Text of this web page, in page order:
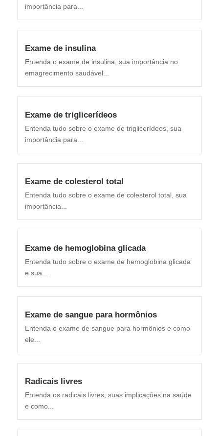
importância para...
Exame de insulina
Entenda o exame de insulina, sua importância no
emagrecimento saudável...
Exame de triglicerídeos
Entenda tudo sobre o exame de triglicerídeos, sua
importância para...
Exame de colesterol total
Entenda tudo sobre o exame de colesterol total, sua
importância...
Exame de hemoglobina glicada
Entenda tudo sobre o exame de hemoglobina glicada
e sua...
Exame de sangue para hormônios
Entenda o exame de sangue para hormônios e como
ele...
Radicais livres
Entenda os radicais livres, suas implicações na saúde
e como...